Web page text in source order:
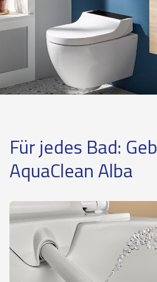
Für jedes Bad:
AquaClean Alba